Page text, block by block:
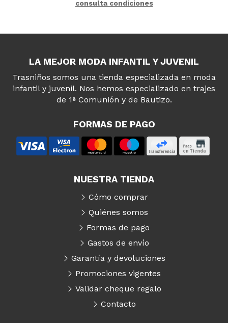
consulta condiciones
LA MEJOR MODA INFANTIL Y JUVENIL
Trasniños somos una tienda especializada en moda
infantil y juvenil. Nos hemos especializado en trajes
de 1ª Comunión y de Bautizo.
FORMAS DE PAGO
NUESTRA TIENDA
Cómo comprar
Quiénes somos
Formas de pago
Gastos de envío
Garantía y devoluciones
Promociones vigentes
Validar cheque regalo
Contacto